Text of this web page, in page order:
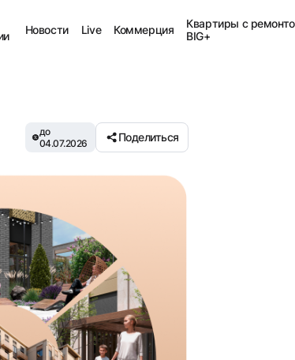
Новости Live Коммерция
Квартиры с
BIG+
до
04.07.2026
Поделиться